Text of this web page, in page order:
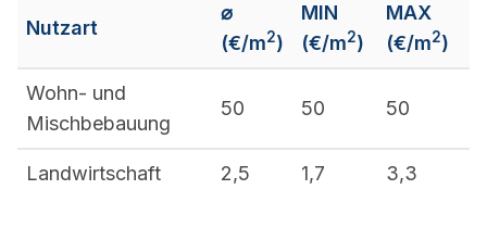
Nutzart
⌀
(€/m2)
MIN
(€/m2)
MAX
(€/m2)
Wohn- und
Mischbebauung
50 50 50
Landwirtschaft 2,5 1,7 3,3